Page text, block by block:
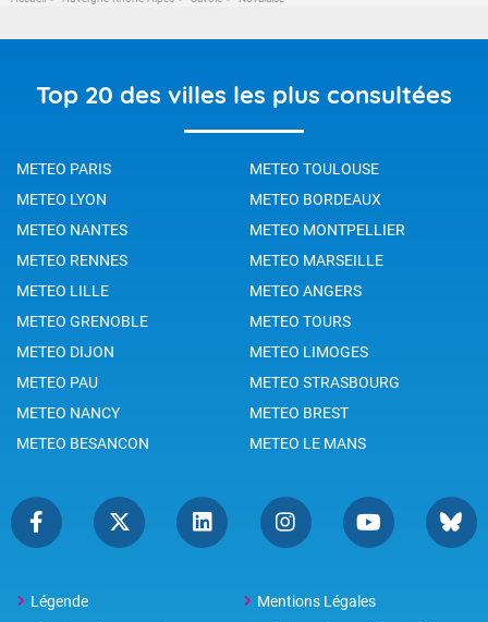
Top 20 des villes les plus consultées
METEO PARIS
METEO TOULOUSE
METEO LYON
METEO BORDEAUX
METEO NANTES
METEO MONTPELLIER
METEO RENNES
METEO MARSEILLE
METEO LILLE
METEO ANGERS
METEO GRENOBLE
METEO TOURS
METEO DIJON
METEO LIMOGES
METEO PAU
METEO STRASBOURG
METEO NANCY
METEO BREST
METEO BESANCON
METEO LE MANS
Légende
Mentions Légales